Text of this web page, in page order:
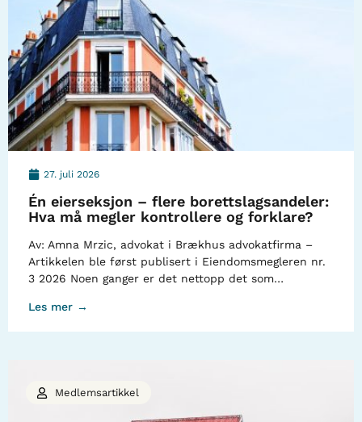
27. juli 2026
Én eierseksjon – flere borettslagsandeler:
Hva må megler kontrollere og forklare?
Av: Amna Mrzic, advokat i Brækhus advokatfirma –
Artikkelen ble først publisert i Eiendomsmegleren nr.
3 2026 Noen ganger er det nettopp det som…
Les mer →
Medlemsartikkel